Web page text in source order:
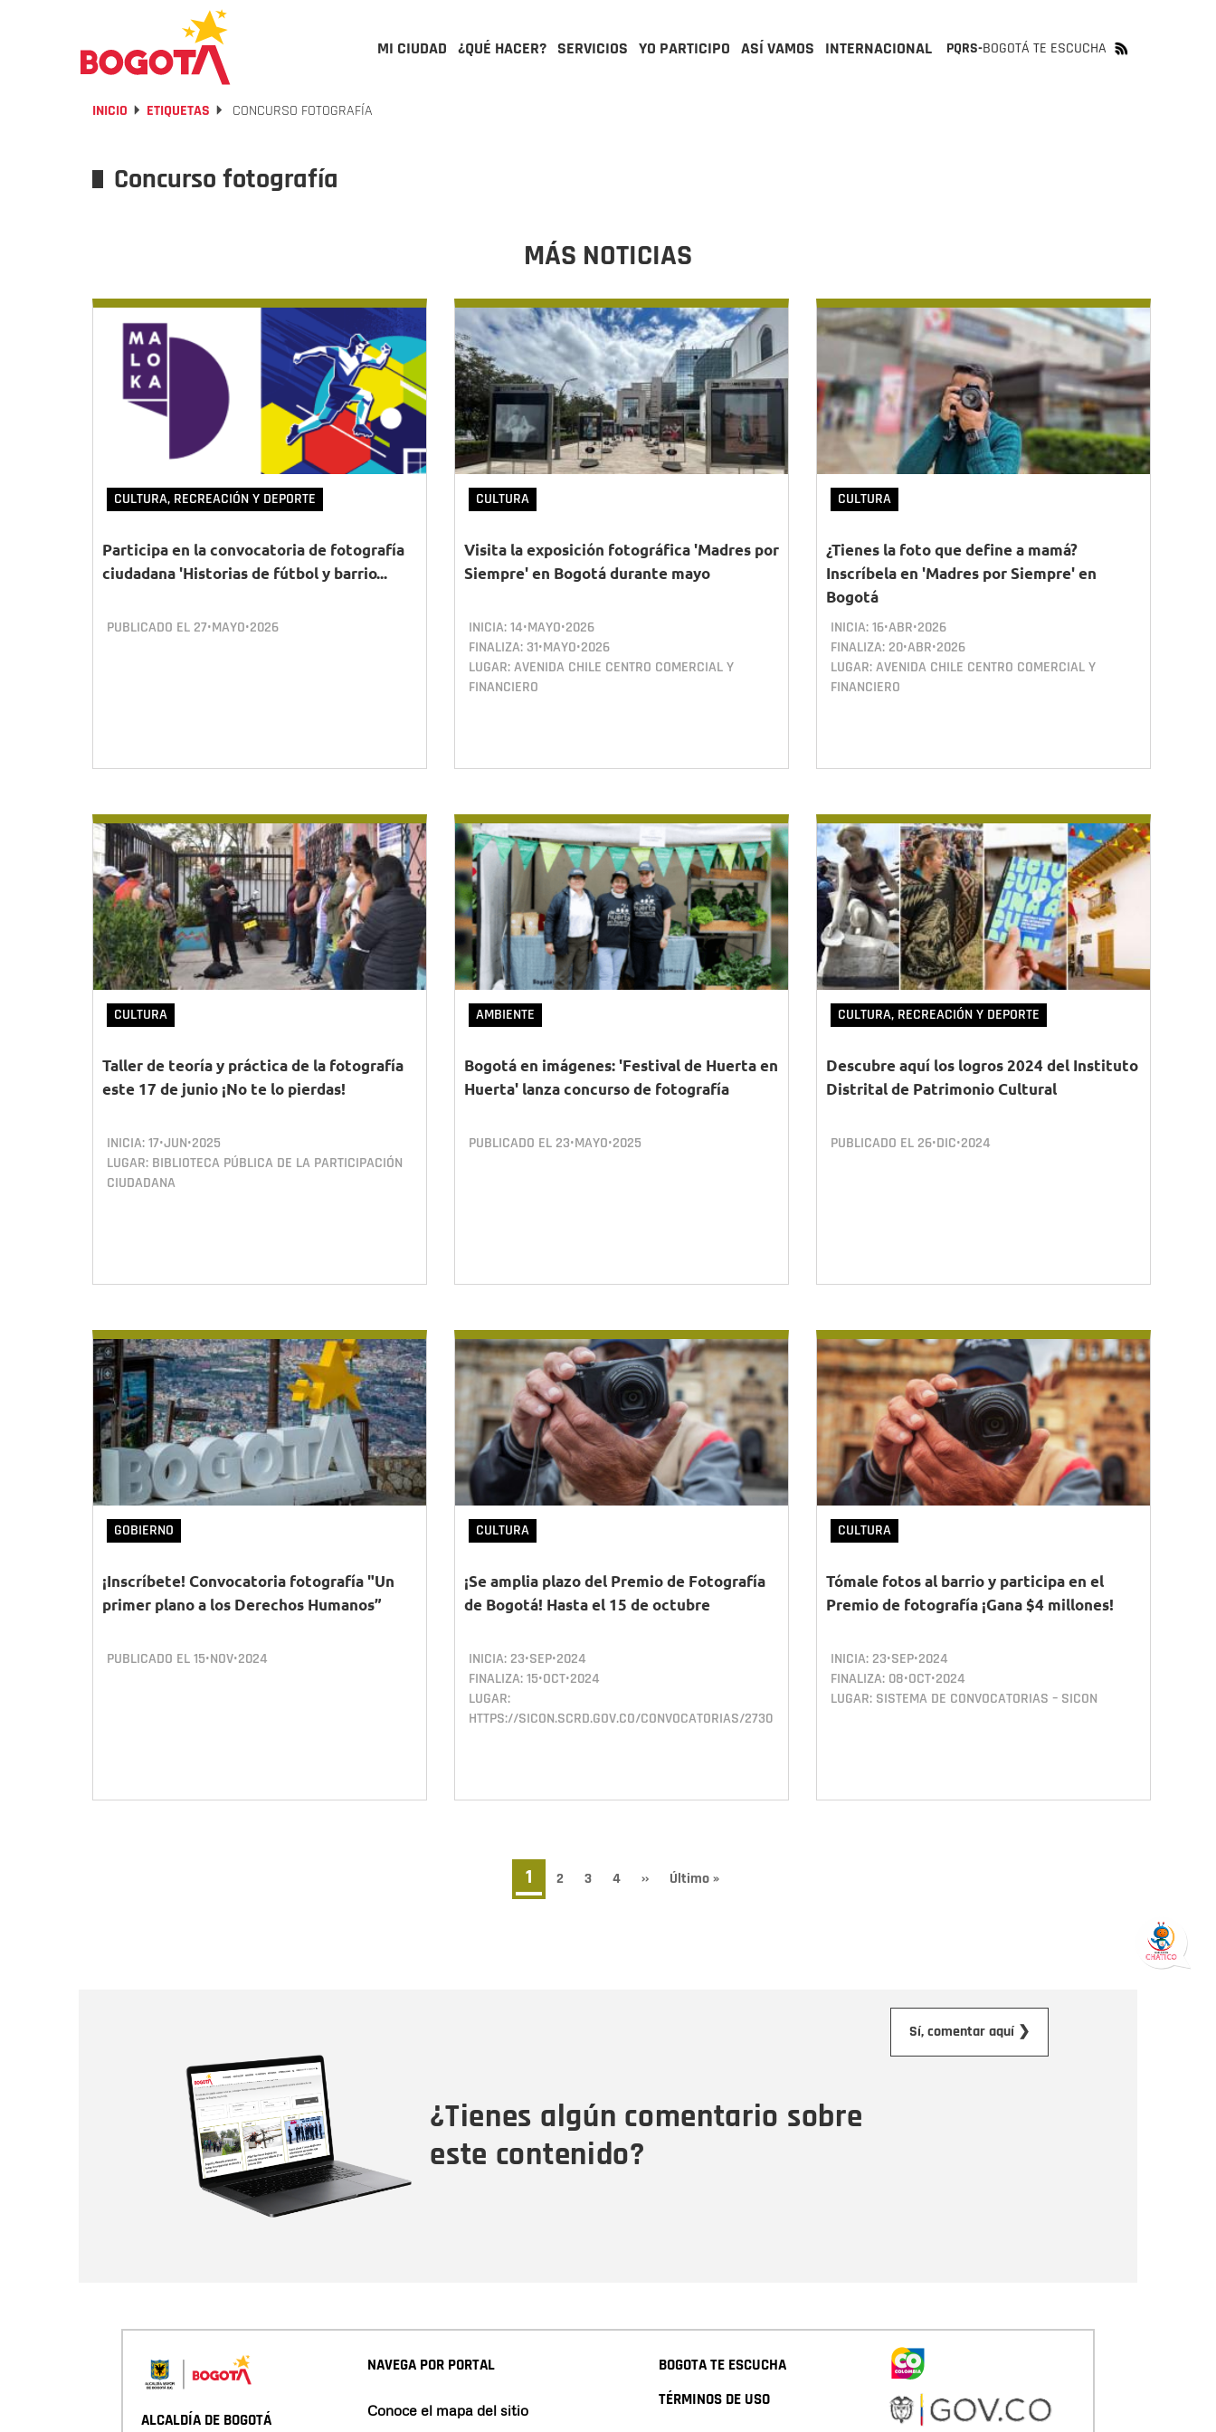
MI CIUDAD ¿QUÉ HACER? SERVICIOS YO PARTICIPO ASÍ VAMOS INTERNACIONAL PQRS-BOGOTÁ TE ESCUCHA
INICIO ETIQUETAS CONCURSO FOTOGRAFÍA
Concurso fotografía
MÁS NOTICIAS
CULTURA, RECREACIÓN Y DEPORTE
Participa en la convocatoria de fotografía
ciudadana 'Historias de fútbol y barrio...
PUBLICADO EL 27•MAYO•2026
CULTURA
Visita la exposición fotográfica 'Madres por
Siempre' en Bogotá durante mayo
INICIA:14•MAYO•2026
FINALIZA: 31•MAYO•2026
LUGAR: AVENIDA CHILE CENTRO COMERCIAL Y
FINANCIERO
CULTURA
¿Tienes la foto que define a mamá?
Inscríbela en 'Madres por Siempre' en
Bogotá
INICIA:16•ABR•2026
FINALIZA: 20•ABR•2026
LUGAR: AVENIDA CHILE CENTRO COMERCIAL Y
FINANCIERO
CULTURA
Taller de teoría y práctica de la fotografía
este 17 de junio ¡No te lo pierdas!
INICIA:17•JUN•2025
LUGAR: BIBLIOTECA PÚBLICA DE LA PARTICIPACIÓN
CIUDADANA
AMBIENTE
Bogotá en imágenes: 'Festival de Huerta en
Huerta' lanza concurso de fotografía
PUBLICADO EL 23•MAYO•2025
CULTURA, RECREACIÓN Y DEPORTE
Descubre aquí los logros 2024 del Instituto
Distrital de Patrimonio Cultural
PUBLICADO EL 26•DIC•2024
GOBIERNO
¡Inscríbete! Convocatoria fotografía "Un
primer plano a los Derechos Humanos”
PUBLICADO EL15•NOV•2024
CULTURA
¡Se amplia plazo del Premio de Fotografía
de Bogotá! Hasta el 15 de octubre
INICIA: 23•SEP•2024
FINALIZA:15•OCT•2024
LUGAR:
HTTPS://SICON.SCRD.GOV.CO/CONVOCATORIAS/2730
CULTURA
Tómale fotos al barrio y participa en el
Premio de fotografía ¡Gana $4 millones!
INICIA: 23•SEP•2024
FINALIZA: 08•OCT•2024
LUGAR: SISTEMA DE CONVOCATORIAS – SICON
Página
actual
1 Page
2 Page
3 Page
4
Siguiente
››
Última
Último »
¿Tienes algún comentario sobre
este contenido?
Sí, comentar aquí ❯
ALCALDÍA DE BOGOTÁ
NAVEGA POR PORTAL
Conoce el mapa del sitio
BOGOTA TE ESCUCHA
TÉRMINOS DE USO